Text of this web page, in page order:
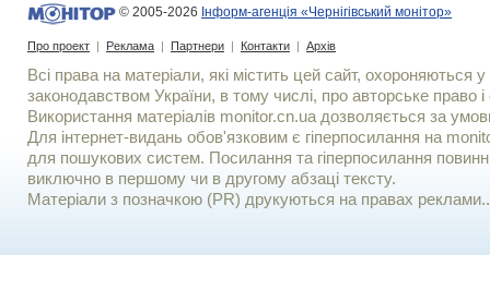
© 2005-2026 Інформ-агенція «Чернігівський монітор»
Про проект | Реклама | Партнери | Контакти | Архів
Всі права на матеріали, які містить цей сайт, охороняються у
законодавством України, в тому числі, про авторське право і
Використання матерiалiв monitor.cn.ua дозволяється за
Для iнтернет-видань обов'язковим є гiперпосилання на
для пошукових систем. Посилання та гіперпосилання
виключно в першому чи в другому абзаці тексту.
Матеріали з позначкою (PR) друкуються на правах реклами..